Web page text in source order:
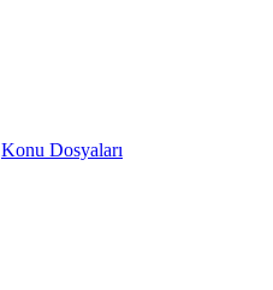
Konu Dosyaları